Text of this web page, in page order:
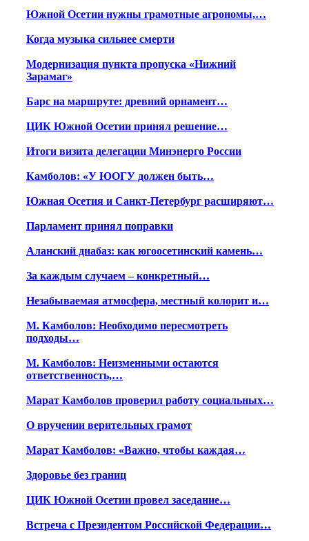
Южной Осетии нужны грамотные агрономы,…
Когда музыка сильнее смерти
Модернизация пункта пропуска «Нижний
Зарамаг»
Барс на маршруте: древний орнамент…
ЦИК Южной Осетии принял решение…
Итоги визита делегации Минэнерго России
Камболов: «У ЮОГУ должен быть…
Южная Осетия и Санкт-Петербург расширяют…
Парламент принял поправки
Аланский диабаз: как югоосетинский камень…
За каждым случаем – конкретный…
Незабываемая атмосфера, местный колорит и…
М. Камболов: Необходимо пересмотреть
подходы…
М. Камболов: Неизменными остаются
ответственность,…
Марат Камболов проверил работу социальных…
О вручении верительных грамот
Марат Камболов: «Важно, чтобы каждая…
Здоровье без границ
ЦИК Южной Осетии провел заседание…
Встреча с Президентом Российской Федерации…